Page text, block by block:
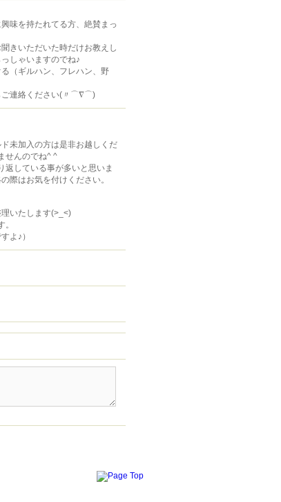
味を持たれてる方、絶賛まっ
きいただいた時だけお教えし
しゃいますのでね♪
（ギルハン、フレハン、野
連絡ください(〃⌒∇⌒)ゞ
未加入の方は是非お越しくだ
せんのでね^ ^
返している事が多いと思いま
際はお気を付けください。
いたします(>_<)
よ♪）